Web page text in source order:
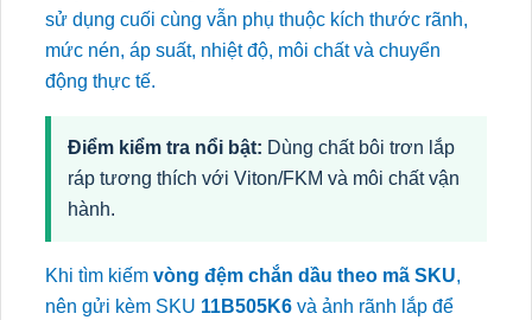
sử dụng cuối cùng vẫn phụ thuộc kích thước rãnh,
mức nén, áp suất, nhiệt độ, môi chất và chuyển
động thực tế.
Điểm kiểm tra nổi bật: Dùng chất bôi trơn lắp
ráp tương thích với Viton/FKM và môi chất vận
hành.
Khi tìm kiếm vòng đệm chắn dầu theo mã SKU,
nên gửi kèm SKU 11B505K6 và ảnh rãnh lắp để